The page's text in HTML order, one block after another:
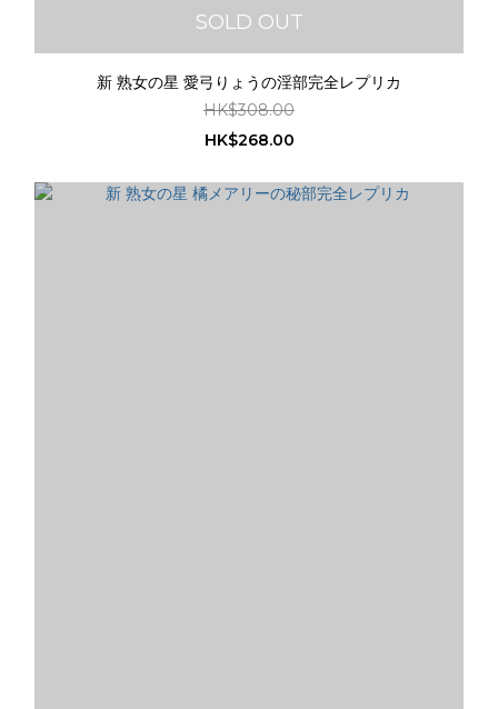
SOLD OUT
新 熟女の星 愛弓りょうの淫部完全レプリカ
HK$308.00
HK$268.00